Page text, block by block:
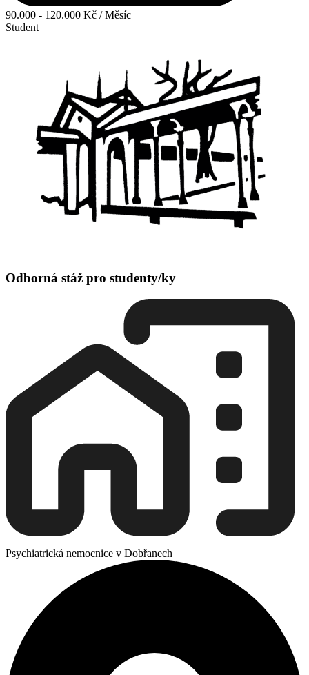
90.000 - 120.000 Kč / Měsíc
Student
Odborná stáž pro studenty/ky
Psychiatrická nemocnice v Dobřanech